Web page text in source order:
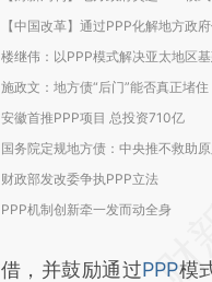
【中国改革】通过PPP化解地方政
楼继伟：以PPP模式解决亚太地区
施政文：地方债“后门”能否真正堵住
安徽首推PPP项目 总投资710亿
国务院定规地方债：中央推不救助
财政部发改委争执PPP立法
PPP机制创新牵一发而动全身
借，并鼓励通过PPP模